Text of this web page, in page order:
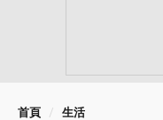
首頁 生活